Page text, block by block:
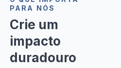
PARA NÓS
Crie um
impacto
duradouro